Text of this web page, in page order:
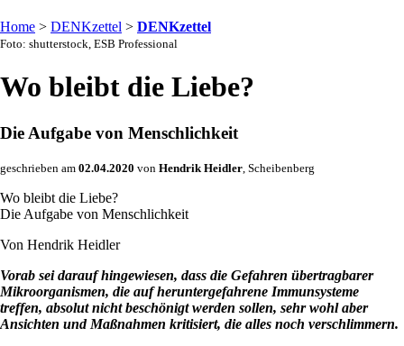
Home > DENKzettel > DENKzettel
Foto: shutterstock, ESB Professional
Wo bleibt die Liebe?
Die Aufgabe von Menschlichkeit
geschrieben am 02.04.2020 von Hendrik Heidler, Scheibenberg
Wo bleibt die Liebe?
Die Aufgabe von Menschlichkeit
Von Hendrik Heidler
Vorab sei darauf hingewiesen, dass die Gefahren übertragbarer
Mikroorganismen, die auf heruntergefahrene Immunsysteme
treffen, absolut nicht beschönigt werden sollen, sehr wohl aber
Ansichten und Maßnahmen kritisiert, die alles noch verschlimmern.